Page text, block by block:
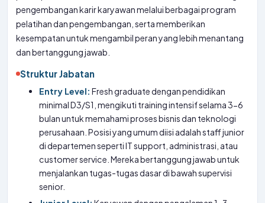
pengembangan karir karyawan melalui berbagai program
pelatihan dan pengembangan, serta memberikan
kesempatan untuk mengambil peran yang lebih menantang
dan bertanggung jawab.
Struktur Jabatan
Entry Level: Fresh graduate dengan pendidikan
minimal D3/S1, mengikuti training intensif selama 3-6
bulan untuk memahami proses bisnis dan teknologi
perusahaan. Posisi yang umum diisi adalah staff junior
di departemen seperti IT support, administrasi, atau
customer service. Mereka bertanggung jawab untuk
menjalankan tugas-tugas dasar di bawah supervisi
senior.